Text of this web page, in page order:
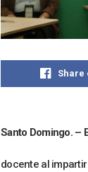
Share
Santo Domingo. –
docente al